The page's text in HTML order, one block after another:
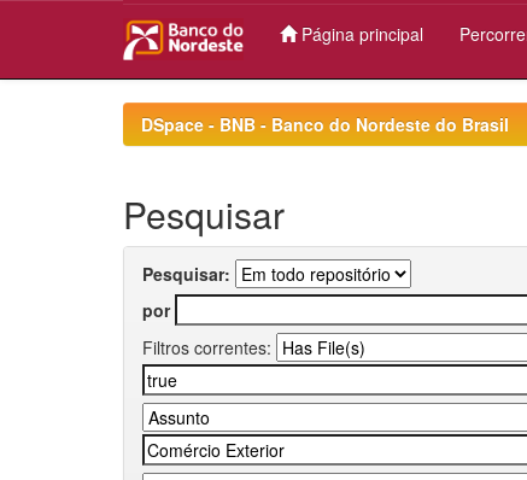
Página principal
DSpace - BNB - Banco do Nordeste do Brasil
Pesquisar
Pesquisar:
por
Filtros correntes: